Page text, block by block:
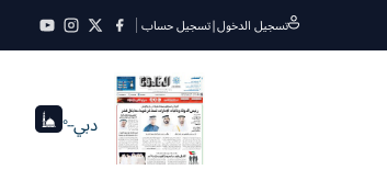
تسجيل الدخول|تسجيل حساب
دبي--°